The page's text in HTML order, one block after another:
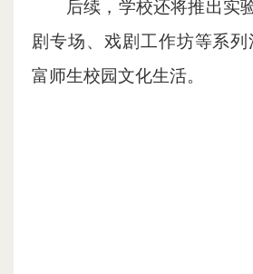
后续，学校还将推出实
剧专场、戏剧工作坊等系
富师生校园文化生活。